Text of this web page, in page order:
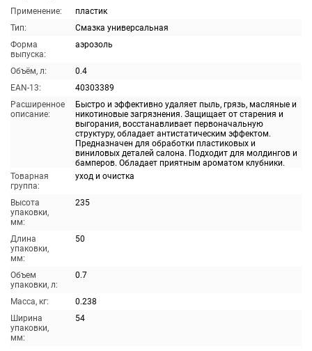
Применение:
пластик
Тип:
Смазка универсальная
Форма
выпуска:
аэрозоль
Объём, л:
0.4
EAN-13:
40303389
Расширенное
описание:
Быстро и эффективно удаляет пыль, грязь, масляные и
никотиновые загрязнения. Защищает от старения и
выгорания, восстанавливает первоначальную
структуру, обладает антистатическим эффектом.
Предназначен для обработки пластиковых и
виниловых деталей салона. Подходит для молдингов и
бамперов. Обладает приятным ароматом клубники.
Товарная
группа:
уход и очистка
Высота
упаковки,
мм:
235
Длина
упаковки,
мм:
50
Объем
упаковки, л:
0.7
Масса, кг:
0.238
Ширина
упаковки,
мм:
54